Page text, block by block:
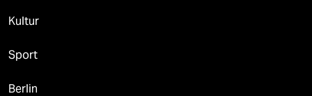
Kultur
Sport
Berlin